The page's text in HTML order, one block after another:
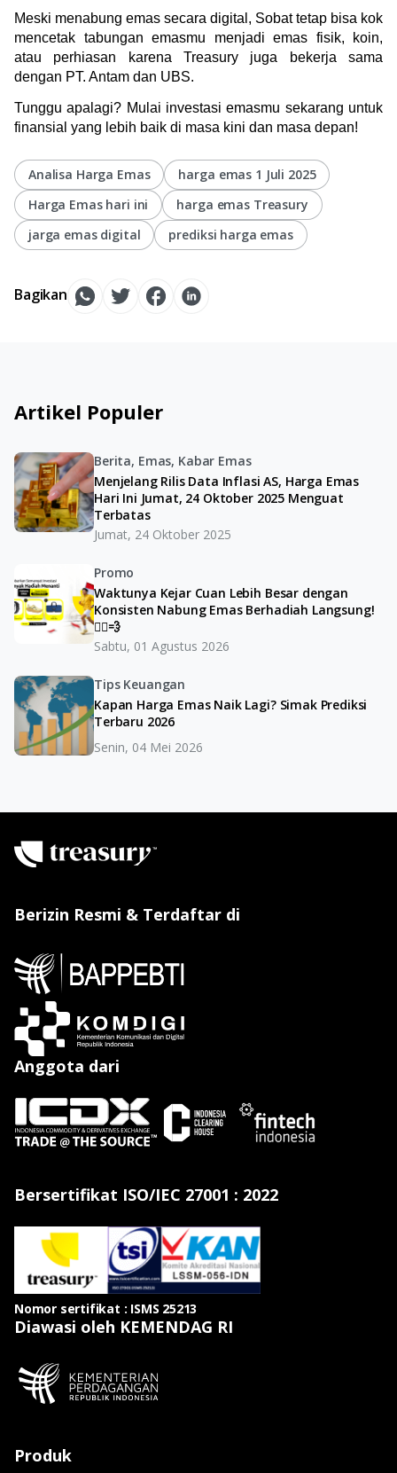
Meski menabung emas secara digital, Sobat tetap bisa kok
mencetak tabungan emasmu menjadi emas fisik, koin,
atau perhiasan karena Treasury juga bekerja sama
dengan PT. Antam dan UBS.
Tunggu apalagi? Mulai investasi emasmu sekarang untuk
finansial yang lebih baik di masa kini dan masa depan!
Analisa Harga Emas
harga emas 1 Juli 2025
Harga Emas hari ini
harga emas Treasury
jarga emas digital
prediksi harga emas
Bagikan
Artikel Populer
Berita, Emas, Kabar Emas
Menjelang Rilis Data Inflasi AS, Harga Emas
Hari Ini Jumat, 24 Oktober 2025 Menguat
Terbatas
Jumat, 24 Oktober 2025
Promo
Waktunya Kejar Cuan Lebih Besar dengan
Konsisten Nabung Emas Berhadiah Langsung!
🏃‍♂️💨
Sabtu, 01 Agustus 2026
Tips Keuangan
Kapan Harga Emas Naik Lagi? Simak Prediksi
Terbaru 2026
Senin, 04 Mei 2026
Berizin Resmi & Terdaftar di
Anggota dari
Bersertifikat ISO/IEC 27001 : 2022
Nomor sertifikat : ISMS 25213
Diawasi oleh KEMENDAG RI
Produk